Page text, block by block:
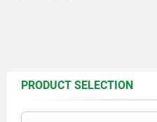
PRODUCT SELECTION